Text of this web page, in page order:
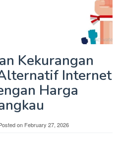
Kekurangan
Internet
Harga
on February 27, 2026